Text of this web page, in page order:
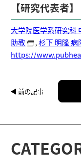
【研究代表者】
大学院医学系研究科
助教
,杉下 明隆 病
https://
前の記事